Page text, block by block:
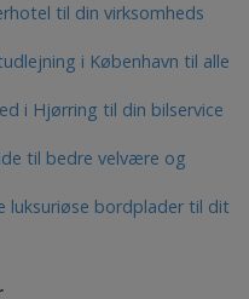
til din virksomheds
i København til alle
i Hjørring til din bilservice
til bedre velvære og
luksuriøse bordplader til dit